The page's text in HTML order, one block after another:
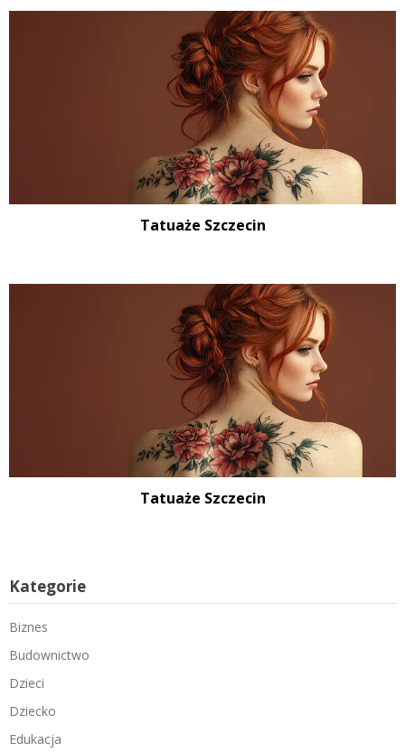
Tatuaże Szczecin
Tatuaże Szczecin
Kategorie
Biznes
Budownictwo
Dzieci
Dziecko
Edukacja